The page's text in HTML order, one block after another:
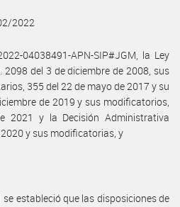
2022
04038491-APN-SIP#JGM, la Ley
2098 del 3 de diciembre de 2008, sus
355 del 22 de mayo de 2017 y su
de 2019 y sus modificatorios,
2021 y la Decisión Administrativa
y sus modificatorias, y
estableció que las disposiciones de